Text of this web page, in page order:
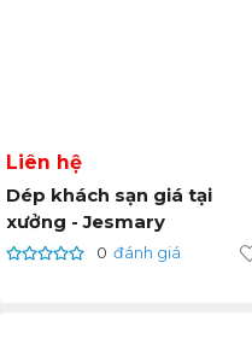
Liên hệ
Dép khách sạn giá tại
xưởng - Jesmary
0 đánh giá